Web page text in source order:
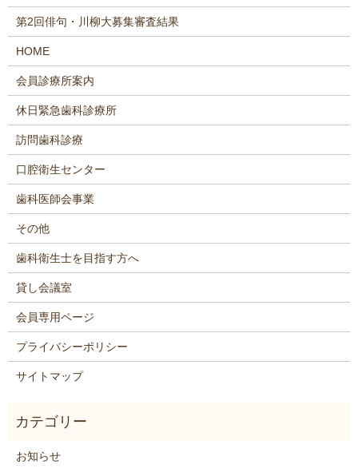
第2回俳句・川柳大募集審査結果
HOME
会員診療所案内
休日緊急歯科診療所
訪問歯科診療
口腔衛生センター
歯科医師会事業
その他
歯科衛生士を目指す方へ
貸し会議室
会員専用ページ
プライバシーポリシー
サイトマップ
お知らせ